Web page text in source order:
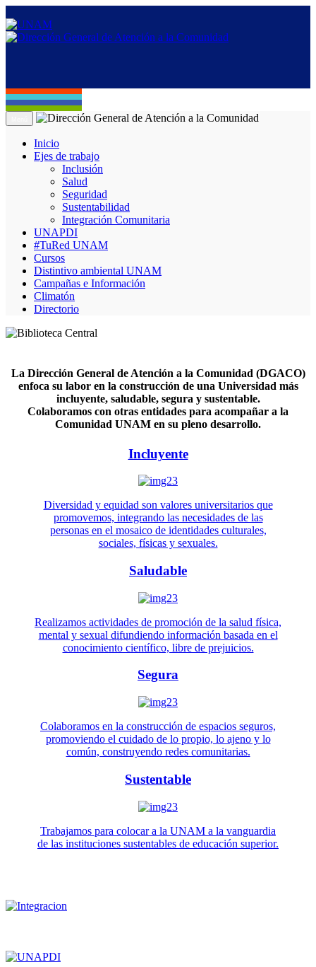
Inicio
Ejes de trabajo
Inclusión
Salud
Seguridad
Sustentabilidad
Integración Comunitaria
UNAPDI
#TuRed UNAM
Cursos
Distintivo ambiental UNAM
Campañas e Información
Climatón
Directorio
La Dirección General de Atención a la Comunidad (DGACO)
enfoca su labor en la construcción de una Universidad más
incluyente, saludable, segura y sustentable.
Colaboramos con otras entidades para acompañar a la
Comunidad UNAM en su pleno desarrollo.
Incluyente
Diversidad y equidad son valores universitarios que
promovemos, integrando las necesidades de las
personas en el mosaico de identidades culturales,
sociales, físicas y sexuales.
Saludable
Realizamos actividades de promoción de la salud física,
mental y sexual difundiendo información basada en el
conocimiento científico, libre de prejuicios.
Segura
Colaboramos en la construcción de espacios seguros,
promoviendo el cuidado de lo propio, lo ajeno y lo
común, construyendo redes comunitarias.
Sustentable
Trabajamos para colocar a la UNAM a la vanguardia
de las instituciones sustentables de educación superior.